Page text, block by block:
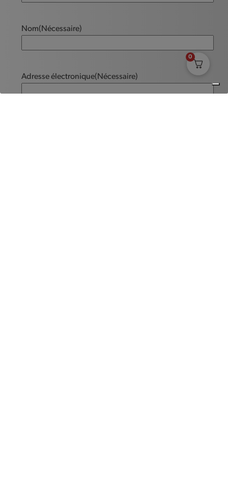
Nom(Nécessaire)
Adresse électronique(Nécessaire)
0